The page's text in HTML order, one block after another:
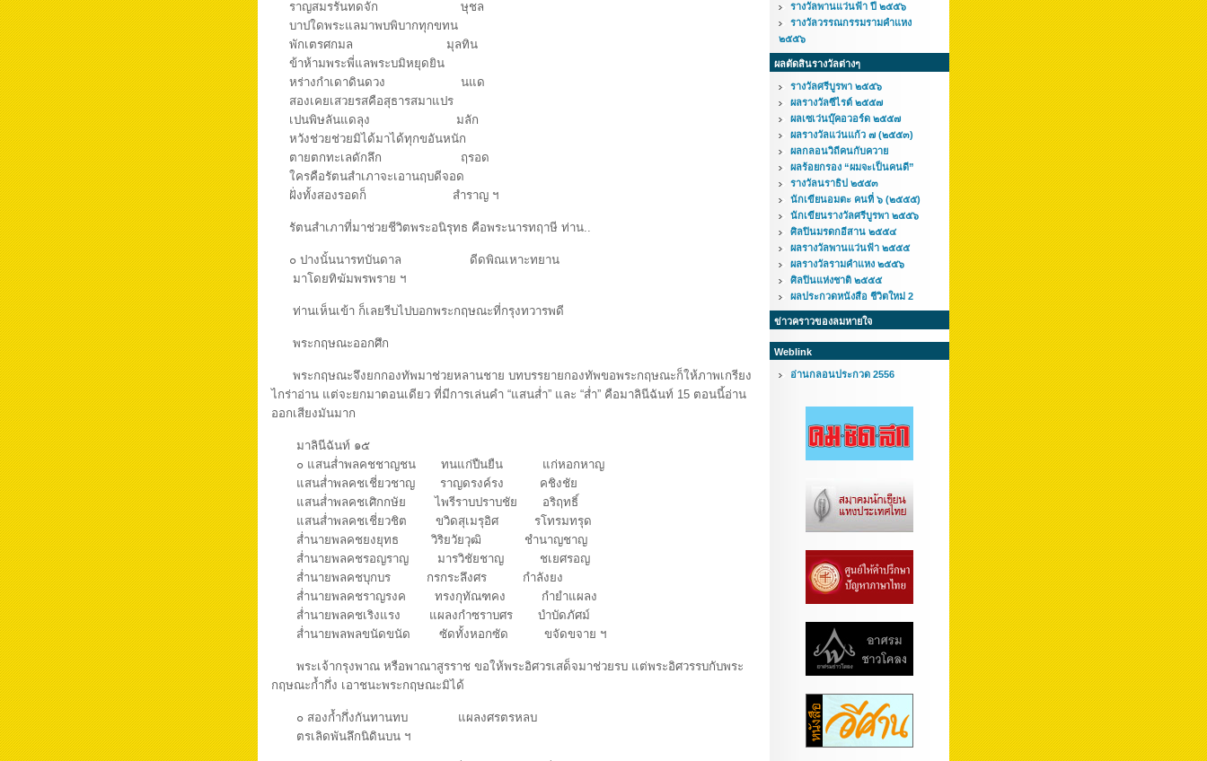
ราญสมรรันทดจัก ษุชล
บาปใดพระแลมาพบพิบากทุกขทน
พักเตรศกมล มุลทิน
ข้าห้ามพระพี่แลพระบมิหยุดยิน
หร่างกำเดาดินดวง นแด
สองเคยเสวยรสคือสุธารสมาแปร
เปนพิษลันแดลุง มลัก
หวังช่วยช่วยมิได้มาได้ทุกขอันหนัก
ตายตกทะเลดักลึก ฤรอด
ใครคือรัตนสำเภาจะเอานฤบดีจอด
ฝั่งทั้งสองรอดก็ สำราญ ฯ
รัตนสำเภาที่มาช่วยชีวิตพระอนิรุทธ คือพระนารทฤาษี ท่าน..
๐ ปางนั้นนารทบันดาล ดีดพิณเหาะทยาน
มาโดยทิฆัมพรพราย ฯ
ท่านเห็นเข้า ก็เลยรีบไปบอกพระกฤษณะที่กรุงทวารพดี
พระกฤษณะออกศึก
พระกฤษณะจึงยกกองทัพมาช่วยหลานชาย บทบรรยายกองทัพขอพระกฤษณะก็ให้ภาพเกรียง
ไกร่าอ่าน แต่จะยกมาตอนเดียว ที่มีการเล่นคำ “แสนส่ำ” และ “ส่ำ” คือมาลินีฉันท์ 15 ตอนนี้อ่าน
ออกเสียงมันมาก
มาลินีฉันท์ ๑๕
๐ แสนส่ำพลคชชาญชน ทนแก่ปืนยืน แก่หอกหาญ
แสนส่ำพลคชเชี่ยวชาญ ราญดรงค์รง คชิงชัย
แสนส่ำพลคชเศิกกษัย ไพรีราบปราบชัย อริฤทธิ์
แสนส่ำพลคชเชี่ยวชิต ขวิดสุเมรุอิศ รโทรมทรุด
ส่ำนายพลคชยงยุทธ วิริยวัยวุฒิ ชำนาญชาญ
ส่ำนายพลคชรอญราญ มารวิชัยชาญ ชเยศรอญ
ส่ำนายพลคชบุกบร กรกระลึงศร กำลังยง
ส่ำนายพลคชราญรงค ทรงกุทัณฑคง กำยำแผลง
ส่ำนายพลคชเริงแรง แผลงกำซราบศร บำบัดภัศม์
ส่ำนายพลพลขนัดขนัด ซัดทั้งหอกซัด ขจัดขจาย ฯ
พระเจ้ากรุงพาณ หรือพาณาสูรราช ขอให้พระอิศวรเสด็จมาช่วยรบ แต่พระอิศวรรบกับพระ
กฤษณะก้ำกึ่ง เอาชนะพระกฤษณะมิได้
๐ สองก้ำกึ่งกันทานทบ แผลงศรตรหลบ
ตรเลิดพันลึกนิดินบน ฯ
รางวัลพานแว่นฟ้า ปี ๒๕๕๖
รางวัลวรรณกรรมรามคำแหง
๒๕๕๖
ผลตัดสินรางวัลต่างๆ
รางวัลศรีบูรพา ๒๕๕๖
ผลรางวัลซีไรต์ ๒๕๕๗
ผลเซเว่นบุ๊คอวอร์ด ๒๕๕๗
ผลรางวัลแว่นแก้ว ๗ (๒๕๕๓)
ผลกลอนวิถีคนกับควาย
ผลร้อยกรอง “ผมจะเป็นคนดี”
รางวัลนราธิป ๒๕๕๓
นักเขียนอมตะ คนที่ ๖ (๒๕๕๕)
นักเขียนรางวัลศรีบูรพา ๒๕๕๖
ศิลปินมรดกอีสาน ๒๕๕๔
ผลรางวัลพานแว่นฟ้า ๒๕๕๕
ผลรางวัลรามคำแหง ๒๕๕๖
ศิลปินแห่งชาติ ๒๕๕๕
ผลประกวดหนังสือ ชีวิตใหม่ 2
ข่าวคราวของลมหายใจ
Weblink
อ่านกลอนประกวด 2556